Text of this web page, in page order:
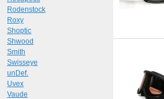
Rodenstock
Roxy
Shoptic
Shwood
Smith
Swisseye
unDef.
Uvex
Vaude